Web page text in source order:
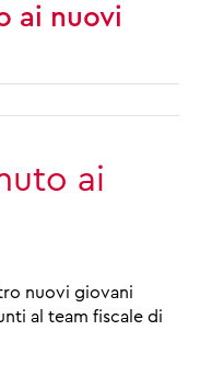
ai nuovi
ai
nuovi giovani
al team fiscale di